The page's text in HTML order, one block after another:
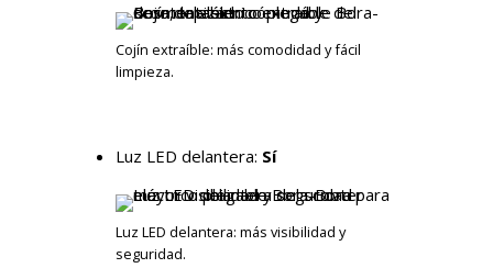
Cojín extraíble: más comodidad y fácil
limpieza.
Luz LED delantera: Sí
Luz LED delantera: más visibilidad y
seguridad.